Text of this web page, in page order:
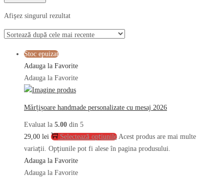
Afișez singurul rezultat
Stoc epuizat
Adauga la Favorite
Adauga la Favorite
Mărțișoare handmade personalizate cu mesaj 2026
Evaluat la 5.00 din 5
29,00 lei Selectează opțiunile Acest produs are mai multe
variații. Opțiunile pot fi alese în pagina produsului.
Adauga la Favorite
Adauga la Favorite